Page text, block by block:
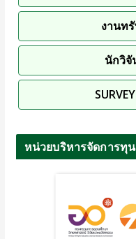
งานท
นักวิจั
หน่วยบริหารจัดการทุ